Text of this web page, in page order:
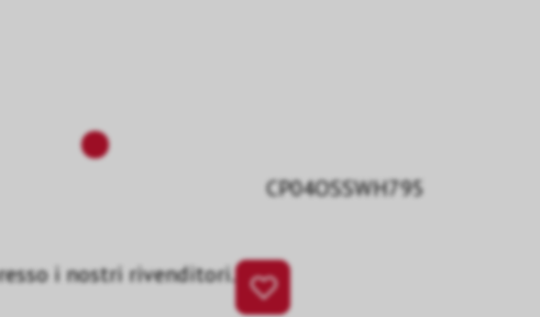
CP04OSSWH795
i nostri rivenditori.